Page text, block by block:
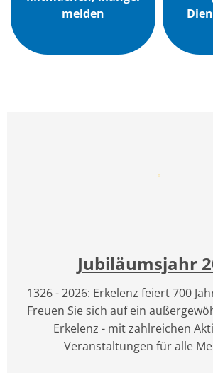
melden
Jubiläumsjahr
1326 - 2026: Erkelenz feiert 700
Freuen Sie sich auf ein
Erkelenz - mit zahlreichen
Veranstaltungen für alle